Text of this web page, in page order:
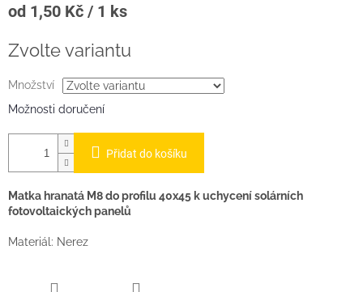
Měrná
od 1,50 Kč / 1 ks
Zvolte variantu
Množství
Možnosti doručení
Přidat do košíku
Matka hranatá M8 do profilu 40x45 k uchycení solárních
fotovoltaických panelů
Materiál: Nerez